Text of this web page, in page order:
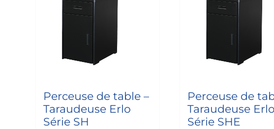
Perceuse de table –
Taraudeuse Erlo
Série SH
Perceuse de
Taraudeuse Erlo
Série SHE